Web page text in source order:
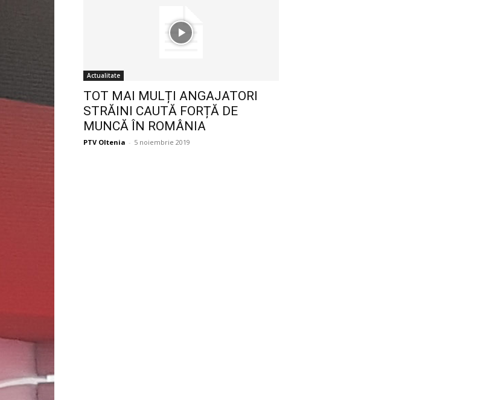
Actualitate
TOT MAI MULȚI ANGAJATORI
STRĂINI CAUTĂ FORȚĂ DE
MUNCĂ ÎN ROMÂNIA
PTV Oltenia - 5 noiembrie 2019